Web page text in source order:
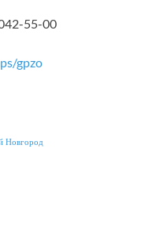
55-00
gpzo
Новгород